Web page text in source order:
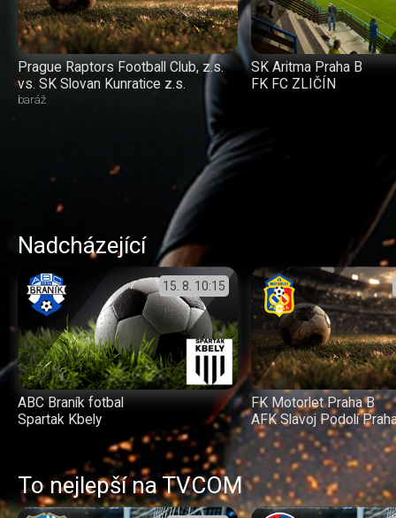
Prague Raptors Football Club, z.s.
vs. SK Slovan Kunratice z.s.
baráž
SK Aritma Praha B
FK FC ZLIČÍN
Nadcházející
15. 8. 10:15
ABC Braník fotbal
Spartak Kbely
FK Motorlet Praha B
AFK Slavoj Podolí
To nejlepší na TVCOM